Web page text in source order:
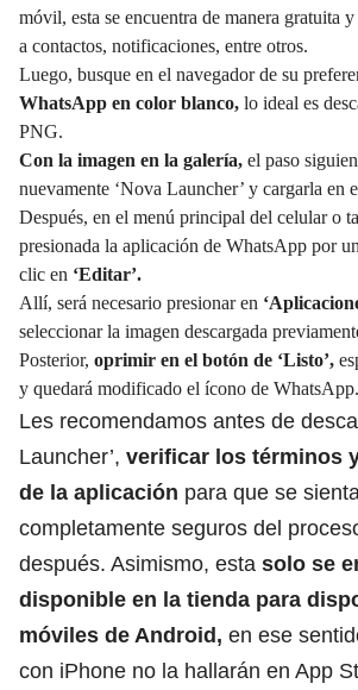
móvil, esta se encuentra de manera gratuita
a contactos, notificaciones, entre otros.
Luego, busque en el navegador de su
WhatsApp en color blanco, lo ideal es
PNG.
Con la imagen en la galería, el paso
nuevamente ‘Nova Launcher’ y cargarla en
Después, en el menú principal del celular o
presionada la aplicación de WhatsApp por
clic en ‘Editar’.
Allí, será necesario presionar en
seleccionar la imagen descargada
Posterior, oprimir en el botón de ‘Listo’,
y quedará modificado el ícono de WhatsApp.
Les recomendamos antes de
Launcher’, verificar los términos
de la aplicación para que se
completamente seguros del
después. Asimismo, esta solo se
disponible en la tienda para
móviles de Android, en ese
con iPhone no la hallarán en App